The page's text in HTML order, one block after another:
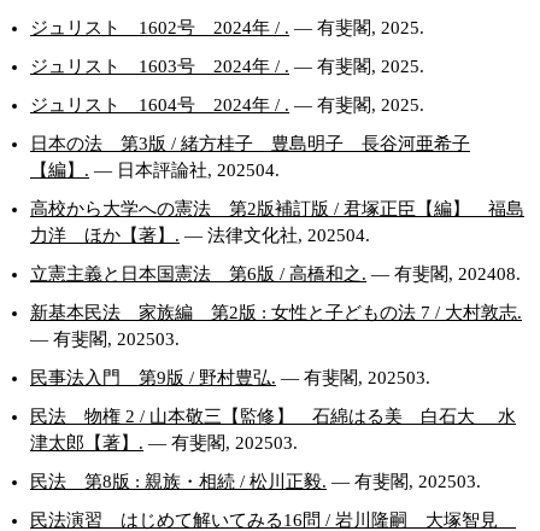
ジュリスト 1602号 2024年 / . — 有斐閣, 2025.
ジュリスト 1603号 2024年 / . — 有斐閣, 2025.
ジュリスト 1604号 2024年 / . — 有斐閣, 2025.
日本の法 第3版 / 緒方桂子 豊島明子 長谷河亜希子
【編】. — 日本評論社, 202504.
高校から大学への憲法 第2版補訂版 / 君塚正臣【編】 福島
力洋 ほか【著】. — 法律文化社, 202504.
立憲主義と日本国憲法 第6版 / 高橋和之. — 有斐閣, 202408.
新基本民法 家族編 第2版 : 女性と子どもの法 7 / 大村敦志.
— 有斐閣, 202503.
民事法入門 第9版 / 野村豊弘. — 有斐閣, 202503.
民法 物権 2 / 山本敬三【監修】 石綿はる美 白石大 水
津太郎【著】. — 有斐閣, 202503.
民法 第8版 : 親族・相続 / 松川正毅. — 有斐閣, 202503.
民法演習 はじめて解いてみる16問 / 岩川隆嗣 大塚智見